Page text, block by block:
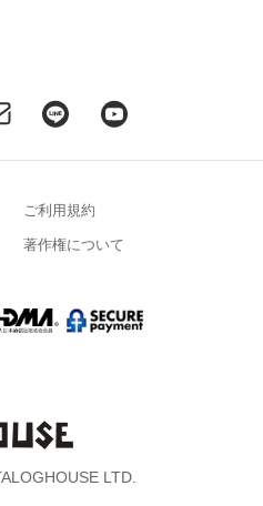
LTD.
ご利用規約
著作権について